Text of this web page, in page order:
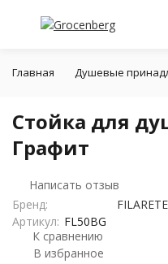
Главная Душевые
Стойка для
Графит
Написать отзыв
Бренд:
FILARETE
Артикул: FL50BG
К сравнению
В избранное